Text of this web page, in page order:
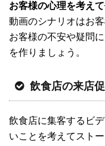
お客様の心理を考え
動画のシナリオはお
お客様の不安や疑問
を作りましょう。
飲食店の来店
飲食店に集客するビ
いことを考えてスト